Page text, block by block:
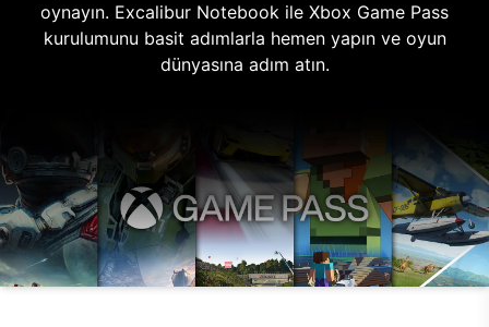
oynayın. Excalibur Notebook ile Xbox Game Pass
kurulumunu basit adımlarla hemen yapın ve oyun
dünyasına adım atın.